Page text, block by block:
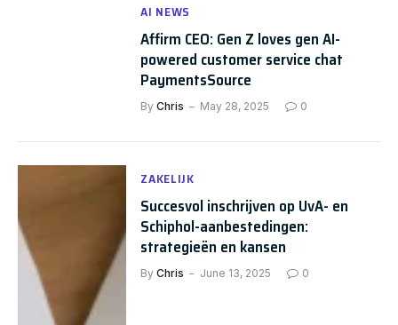
AI NEWS
Affirm CEO: Gen Z loves gen AI-
powered customer service chat
PaymentsSource
By Chris May 28, 2025 0
ZAKELIJK
Succesvol inschrijven op UvA- en
Schiphol-aanbestedingen:
strategieën en kansen
By Chris June 13, 2025 0